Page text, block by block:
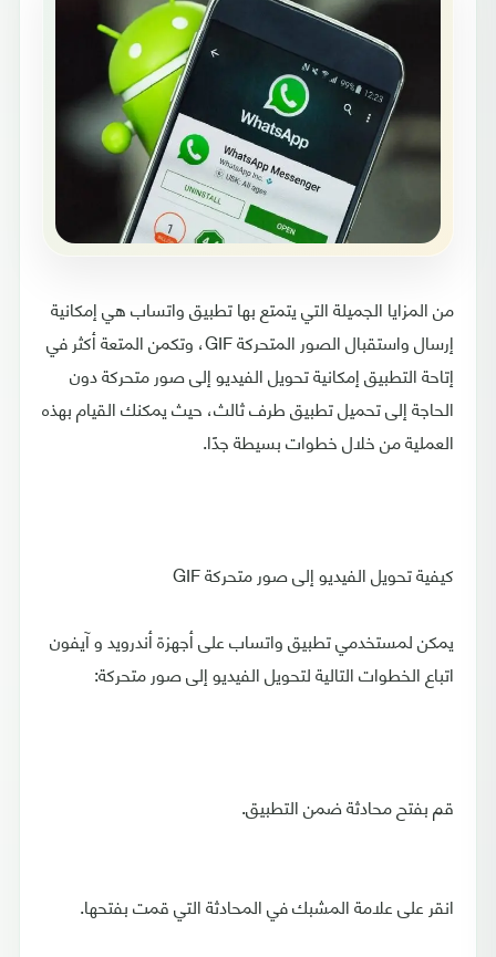
من المزايا الجميلة التي يتمتع بها تطبيق واتساب هي إمكانية
إرسال واستقبال الصور المتحركة GIF، وتكمن المتعة أكثر في
إتاحة التطبيق إمكانية تحويل الفيديو إلى صور متحركة دون
الحاجة إلى تحميل تطبيق طرف ثالث، حيث يمكنك القيام بهذه
العملية من خلال خطوات بسيطة جدًا.
كيفية تحويل الفيديو إلى صور متحركة GIF
يمكن لمستخدمي تطبيق واتساب على أجهزة أندرويد و آيفون
اتباع الخطوات التالية لتحويل الفيديو إلى صور متحركة:
قم بفتح محادثة ضمن التطبيق.
انقر على علامة المشبك في المحادثة التي قمت بفتحها.